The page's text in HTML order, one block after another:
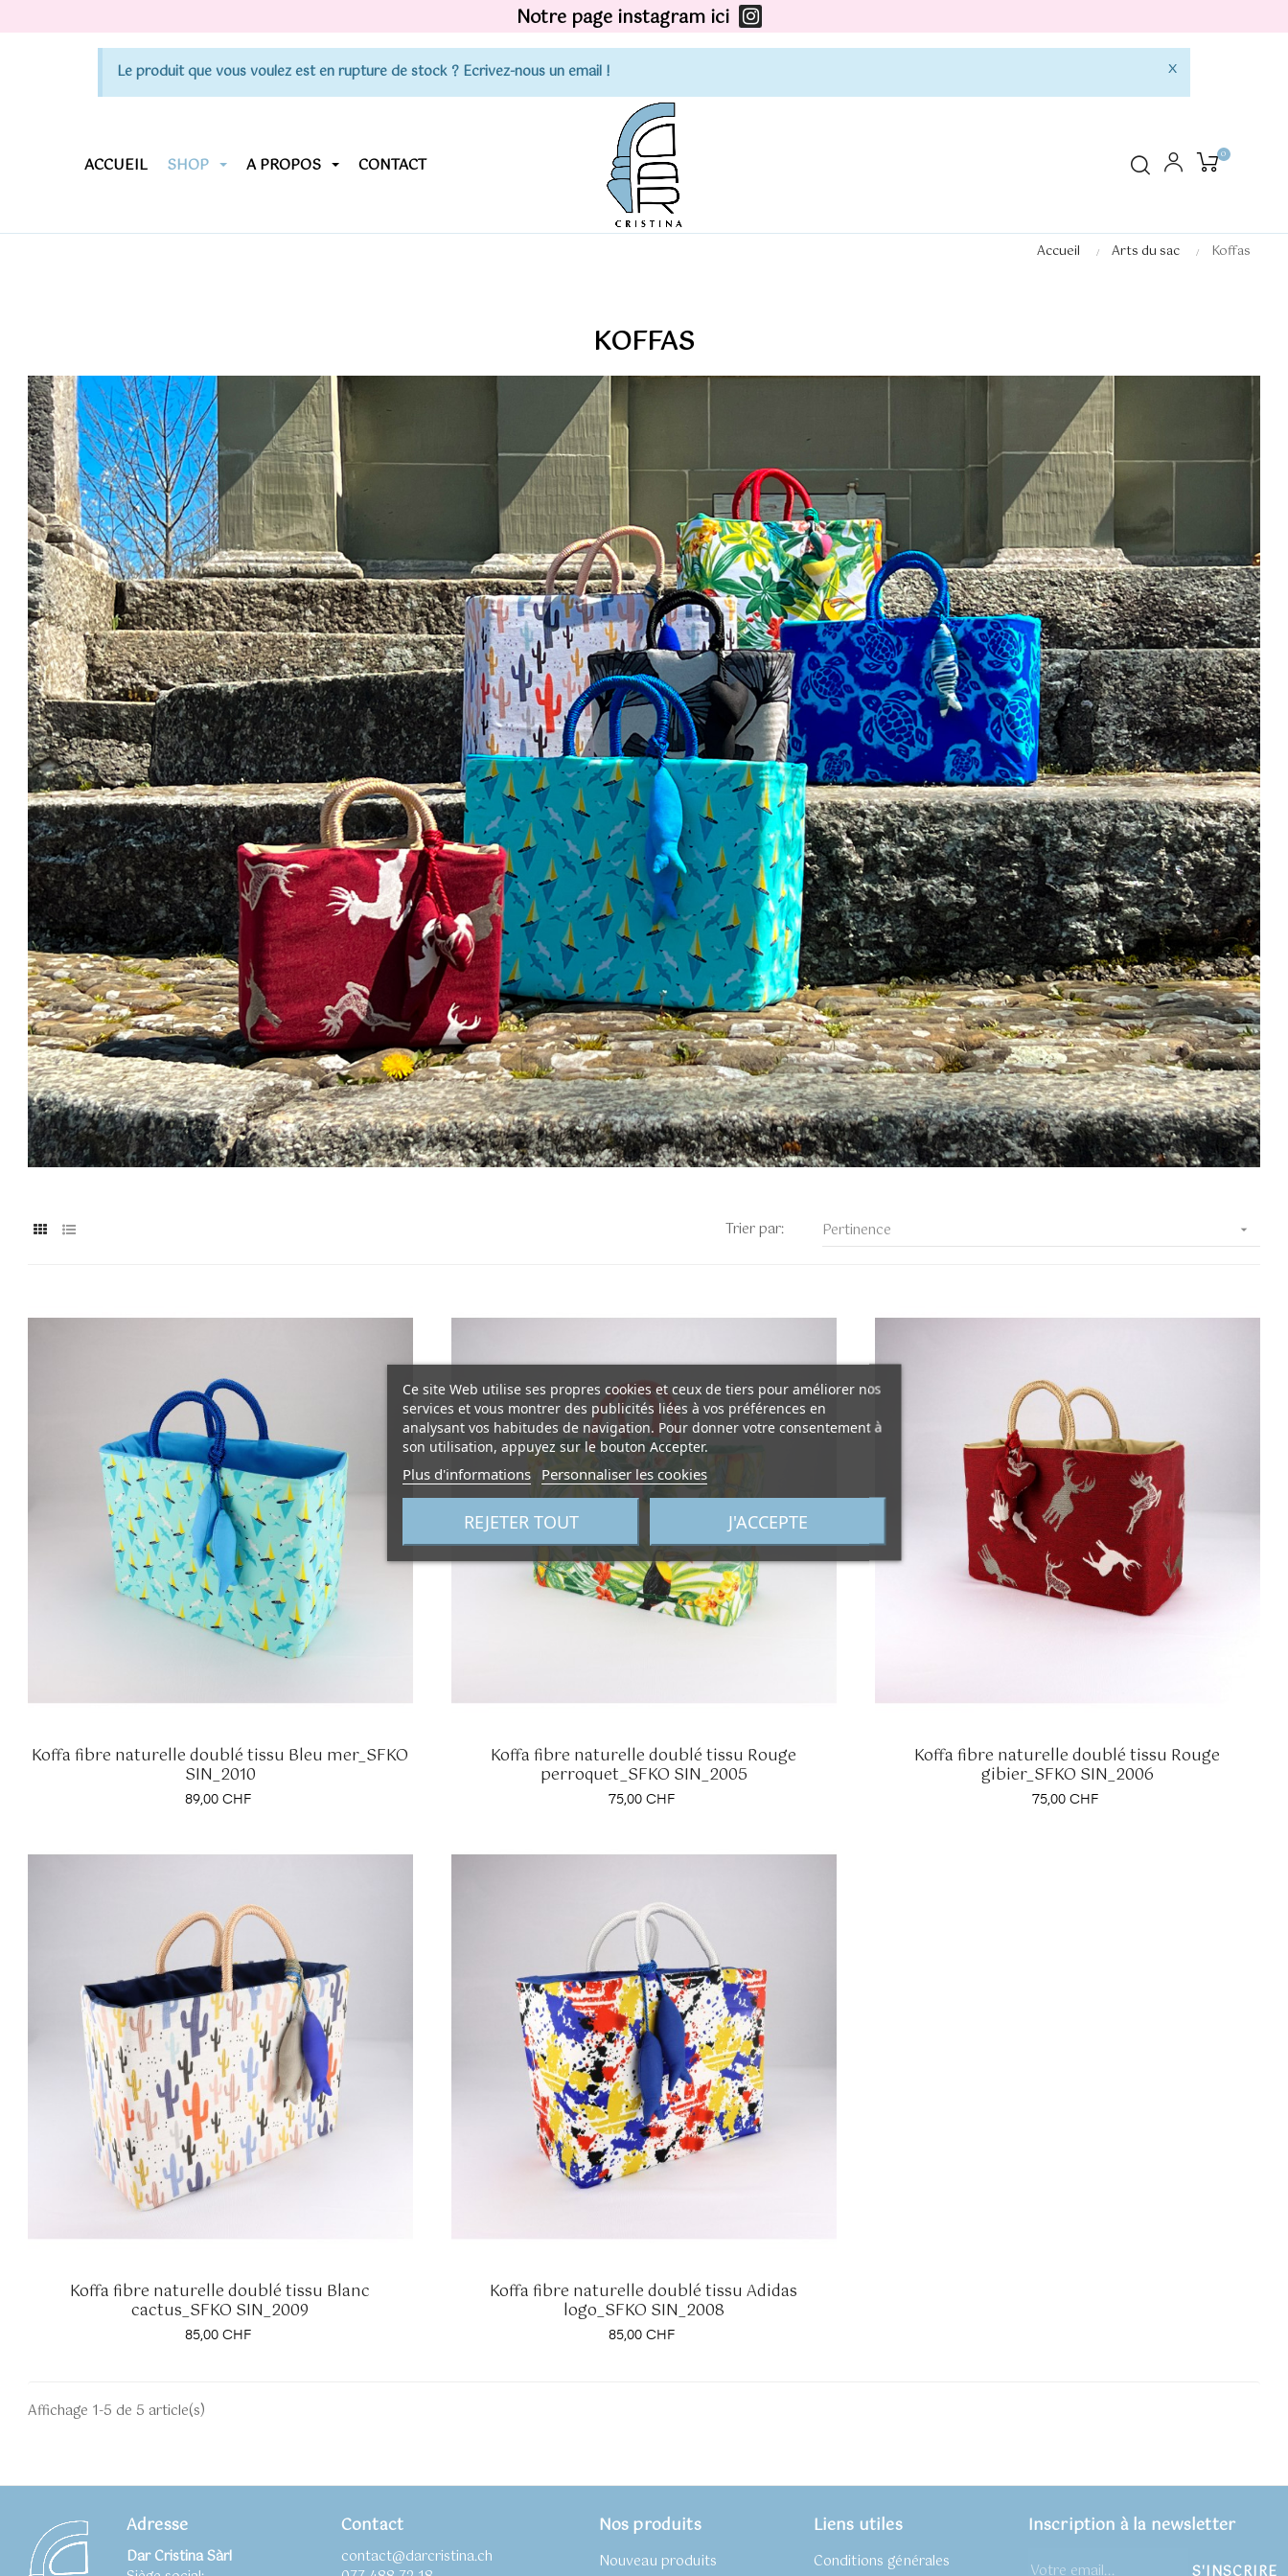
Notre page instagram ici
Le produit que vous voulez est en rupture de stock ? Ecrivez-nous un email ! ×
ACCUEIL SHOP A PROPOS CONTACT 0
Accueil Arts du sac Koffas
KOFFAS
Trier par: Pertinence 
Koffa fibre naturelle doublé tissu Bleu mer_SFKO
SIN_2010
Prix
89,00 CHF
Koffa fibre naturelle doublé tissu Rouge
perroquet_SFKO SIN_2005
Prix
75,00 CHF
Koffa fibre naturelle doublé tissu Rouge
gibier_SFKO SIN_2006
Prix
75,00 CHF
Koffa fibre naturelle doublé tissu Blanc
cactus_SFKO SIN_2009
Prix
85,00 CHF
Koffa fibre naturelle doublé tissu Adidas
logo_SFKO SIN_2008
Prix
85,00 CHF
Affichage 1-5 de 5 article(s)
Adresse
Dar Cristina Sàrl
Contact
contact@darcristina.ch
Nos produits
Nouveau produits
Liens utiles
Conditions générales
Inscription à la newsletter
Ce site Web utilise ses propres cookies et ceux de tiers pour améliorer nos
services et vous montrer des publicités liées à vos préférences en
analysant vos habitudes de navigation. Pour donner votre consentement à
son utilisation, appuyez sur le bouton Accepter.
Plus d'informations Personnaliser les cookies
REJETER TOUT J'ACCEPTE